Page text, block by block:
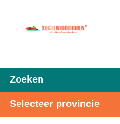
Zoeken
Selecteer provincie